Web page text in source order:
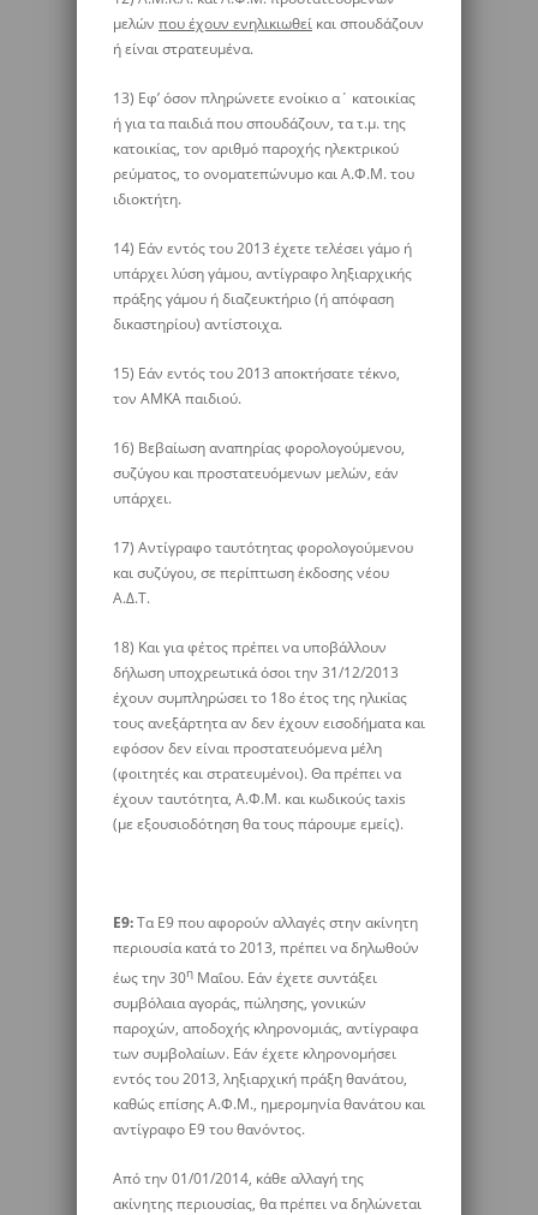
μελών που έχουν ενηλικιωθεί και σπουδάζουν
ή είναι στρατευμένα.
13) Εφ’ όσον πληρώνετε ενοίκιο α΄ κατοικίας
ή για τα παιδιά που σπουδάζουν, τα τ.μ. της
κατοικίας, τον αριθμό παροχής ηλεκτρικού
ρεύματος, το ονοματεπώνυμο και Α.Φ.Μ. του
ιδιοκτήτη.
14) Εάν εντός του 2013 έχετε τελέσει γάμο ή
υπάρχει λύση γάμου, αντίγραφο ληξιαρχικής
πράξης γάμου ή διαζευκτήριο (ή απόφαση
δικαστηρίου) αντίστοιχα.
15) Εάν εντός του 2013 αποκτήσατε τέκνο,
τον ΑΜΚΑ παιδιού.
16) Βεβαίωση αναπηρίας φορολογούμενου,
συζύγου και προστατευόμενων μελών, εάν
υπάρχει.
17) Αντίγραφο ταυτότητας φορολογούμενου
και συζύγου, σε περίπτωση έκδοσης νέου
Α.Δ.Τ.
18) Και για φέτος πρέπει να υποβάλλουν
δήλωση υποχρεωτικά όσοι την 31/12/2013
έχουν συμπληρώσει το 18ο έτος της ηλικίας
τους ανεξάρτητα αν δεν έχουν εισοδήματα και
εφόσον δεν είναι προστατευόμενα μέλη
(φοιτητές και στρατευμένοι). Θα πρέπει να
έχουν ταυτότητα, Α.Φ.Μ. και κωδικούς taxis
(με εξουσιοδότηση θα τους πάρουμε εμείς).
E9:Τα Ε9 που αφορούν αλλαγές στην ακίνητη
περιουσία κατά το 2013, πρέπει να δηλωθούν
έως την 30η Μαΐου. Εάν έχετε συντάξει
συμβόλαια αγοράς, πώλησης, γονικών
παροχών, αποδοχής κληρονομιάς, αντίγραφα
των συμβολαίων. Εάν έχετε κληρονομήσει
εντός του 2013, ληξιαρχική πράξη θανάτου,
καθώς επίσης Α.Φ.Μ., ημερομηνία θανάτου και
αντίγραφο Ε9 του θανόντος.
Από την 01/01/2014, κάθε αλλαγή της
ακίνητης περιουσίας, θα πρέπει να δηλώνεται